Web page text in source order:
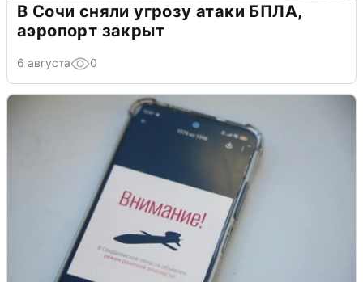
В Сочи сняли угрозу атаки БПЛА,
аэропорт закрыт
6 августа 0